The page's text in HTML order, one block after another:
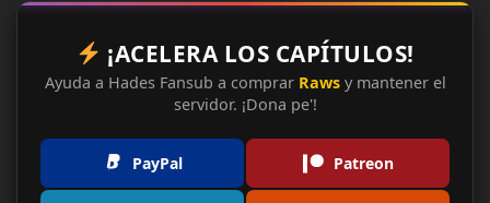
¡ACELERA LOS CAPÍTULOS!
Ayuda a Hades Fansub a comprar Rawsy mantener el
servidor. ¡Dona pe'!
PayPal Patreon